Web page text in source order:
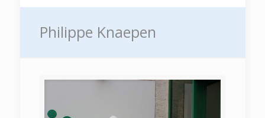
Philippe Knaepen